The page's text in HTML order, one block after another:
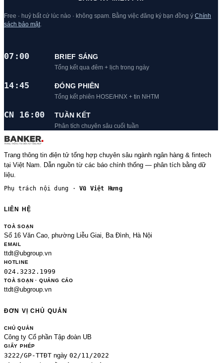
Free · huỷ bất cứ lúc nào · không spam. Bằng việc đăng ký bạn đồng ý Chính
sách bảo mật
07:00 BRIEF SÁNG
Tổng kết qua đêm + lịch trong ngày
14:45 ĐÓNG PHIÊN
Tổng kết phiên HOSE/HNX + tin NHTM
CN 16:00 TUẦN KẾT
Phân tích chuyên sâu cuối tuần
Trang thông tin điện tử tổng hợp chuyên sâu ngành ngân hàng & fintech
tại Việt Nam. Dẫn nguồn từ các báo chính thống — phân tích bằng dữ
liệu.
Phụ trách nội dung ·Vũ Việt Hưng
LIÊN HỆ
TOÀ SOẠN
Số 16 Văn Cao, phường Liễu Giai, Ba Đình, Hà Nội
EMAIL
ttdt@ubgroup.vn
HOTLINE
024.3232.1999
TOÀ SOẠN · QUẢNG CÁO
ttdt@ubgroup.vn
ĐƠN VỊ CHỦ QUẢN
CHỦ QUẢN
Công ty Cổ phần Tập đoàn UB
GIẤY PHÉP
3222/GP-TTĐT ngày 02/11/2022